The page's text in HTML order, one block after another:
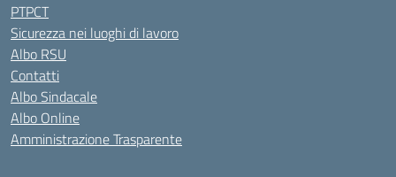
PTPCT
Sicurezza nei luoghi di lavoro
Albo RSU
Contatti
Albo Sindacale
Albo Online
Amministrazione Trasparente